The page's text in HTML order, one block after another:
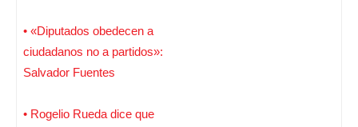
• «Diputados obedecen a
ciudadanos no a partidos»:
Salvador Fuentes
• Rogelio Rueda dice que